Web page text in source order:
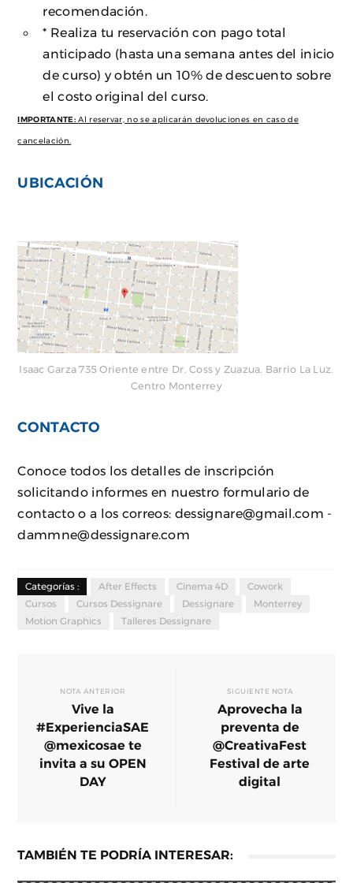
recomendación.
* Realiza tu reservación con pago total
anticipado (hasta una semana antes del inicio
de curso) y obtén un 10% de descuento sobre
el costo original del curso.
IMPORTANTE: Al reservar, no se aplicarán devoluciones en caso de
cancelación.
UBICACIÓN
Isaac Garza 735 Oriente entre Dr. Coss y Zuazua. Barrio La Luz.
Centro Monterrey
CONTACTO
Conoce todos los detalles de inscripción
solicitando informes en nuestro formulario de
contactoo a los correos: dessignare@gmail.com -
dammne@dessignare.com
Categorías : After Effects Cinema 4D
Cowork
Cursos
Cursos Dessignare Dessignare
Monterrey
Motion Graphics
Talleres Dessignare
NOTA ANTERIOR
Vive la
#ExperienciaSAE
@mexicosae te
invita a su OPEN
DAY
SIGUIENTE NOTA
Aprovecha la
preventa de
@CreativaFest
Festival de arte
digital
TAMBIÉN TE PODRÍA INTERESAR: